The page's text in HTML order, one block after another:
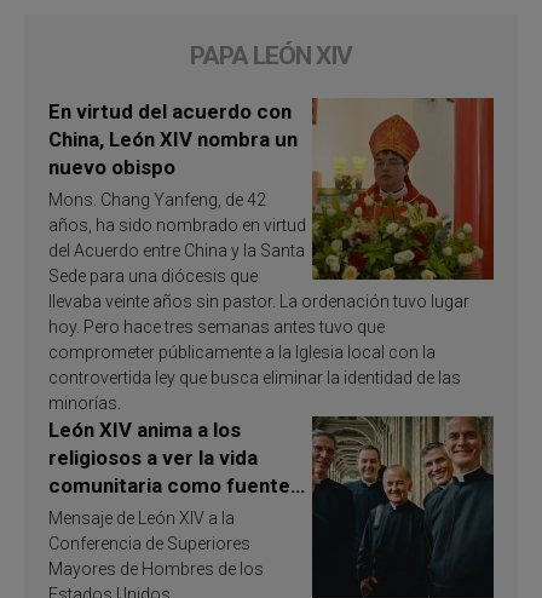
PAPA LEÓN XIV
En virtud del acuerdo con
China, León XIV nombra un
nuevo obispo
Mons. Chang Yanfeng, de 42
años, ha sido nombrado en virtud
del Acuerdo entre China y la Santa
Sede para una diócesis que
llevaba veinte años sin pastor. La ordenación tuvo lugar
hoy. Pero hace tres semanas antes tuvo que
comprometer públicamente a la Iglesia local con la
controvertida ley que busca eliminar la identidad de las
minorías.
León XIV anima a los
religiosos a ver la vida
comunitaria como fuente
de inspiración y
santificación
Mensaje de León XIV a la
Conferencia de Superiores
Mayores de Hombres de los
Estados Unidos